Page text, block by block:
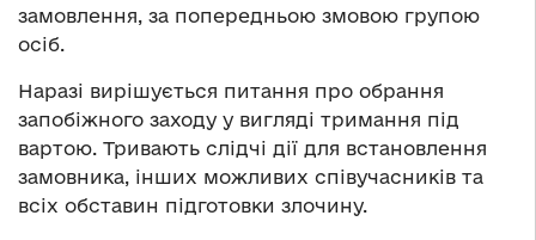
замовлення, за попередньою змовою групою
осіб.
Наразі вирішується питання про обрання
запобіжного заходу у вигляді тримання під
вартою. Тривають слідчі дії для встановлення
замовника, інших можливих співучасників та
всіх обставин підготовки злочину.